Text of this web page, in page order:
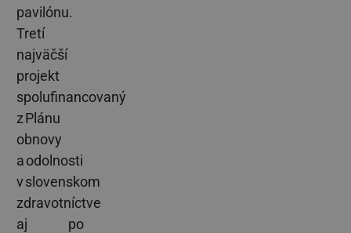
pavilónu.
Tretí
najväčší
projekt
spolufinancovaný
z Plánu
obnovy
a odolnosti
v slovenskom
zdravotníctve
aj po